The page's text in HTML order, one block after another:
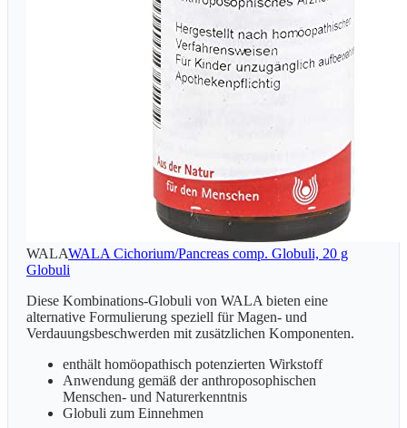
WALAWALA Cichorium/Pancreas comp. Globuli, 20 g
Globuli
Diese Kombinations-Globuli von WALA bieten eine
alternative Formulierung speziell für Magen- und
Verdauungsbeschwerden mit zusätzlichen Komponenten.
enthält homöopathisch potenzierten Wirkstoff
Anwendung gemäß der anthroposophischen
Menschen- und Naturerkenntnis
Globuli zum Einnehmen